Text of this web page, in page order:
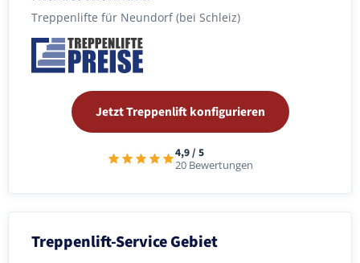
Treppenlifte für Neundorf (bei Schleiz)
Jetzt Treppenlift konfigurieren
4,9 / 5
20 Bewertungen
Treppenlift-Service Gebiet